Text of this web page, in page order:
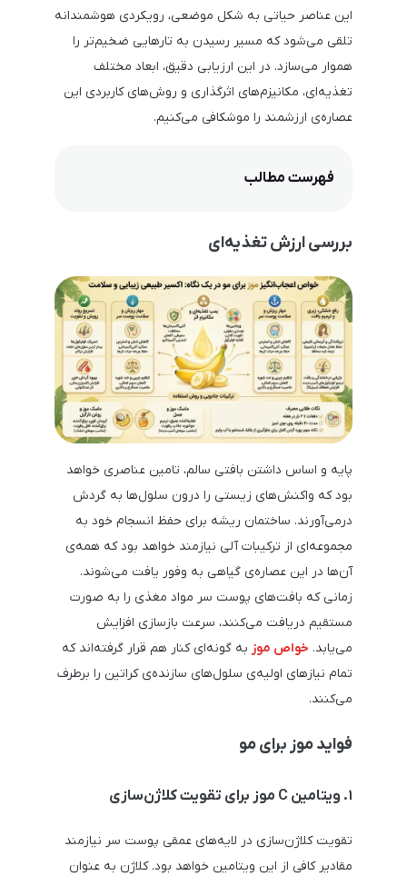
این عناصر حیاتی به شکل موضعی، رویکردی هوشمندانه
تلقی می‌شود که مسیر رسیدن به تارهایی ضخیم‌تر را
هموار می‌سازد. در این ارزیابی دقیق، ابعاد مختلف
تغذیه‌ای، مکانیزم‌های اثرگذاری و روش‌های کاربردی این
عصاره‌ی ارزشمند را موشکافی می‌کنیم.
فهرست مطالب
بررسی ارزش تغذیه‌ای
پایه و اساس داشتن بافتی سالم، تامین عناصری خواهد
بود که واکنش‌های زیستی را درون سلول‌ها به گردش
درمی‌آورند. ساختمان ریشه برای حفظ انسجام خود به
مجموعه‌ای از ترکیبات آلی نیازمند خواهد بود که همه‌ی
آن‌ها در این عصاره‌ی گیاهی به وفور یافت می‌شوند.
زمانی که بافت‌های پوست سر مواد مغذی را به صورت
مستقیم دریافت می‌کنند، سرعت بازسازی افزایش
می‌یابد. خواص موز به گونه‌ای کنار هم قرار گرفته‌اند که
تمام نیازهای اولیه‌ی سلول‌های سازنده‌ی کراتین را برطرف
می‌کنند.
فواید موز برای مو
۱. ویتامین C موز برای تقویت کلاژن‌سازی
تقویت کلاژن‌سازی در لایه‌های عمقی پوست سر نیازمند
مقادیر کافی از این ویتامین خواهد بود. کلاژن به عنوان